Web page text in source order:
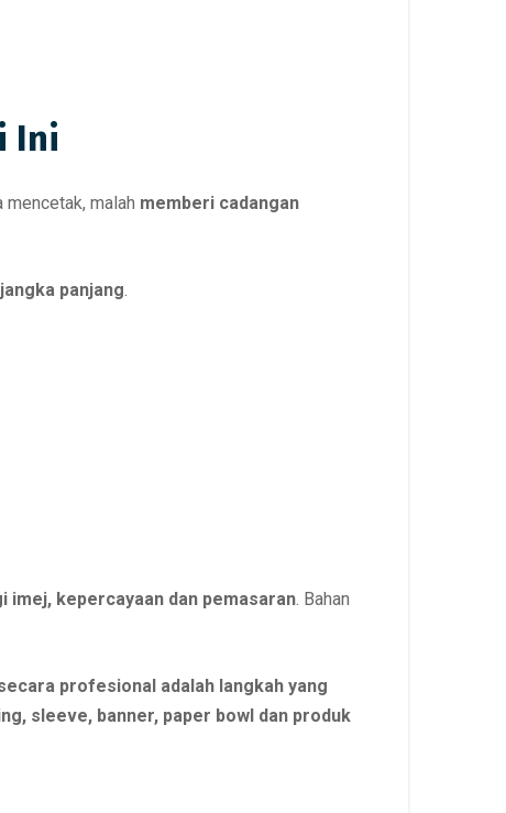
Ini
malah memberi cadangan
panjang
imej, kepercayaan dan pemasaran. Bahan
profesional adalah langkah yang
sleeve, banner, paper bowl dan produk